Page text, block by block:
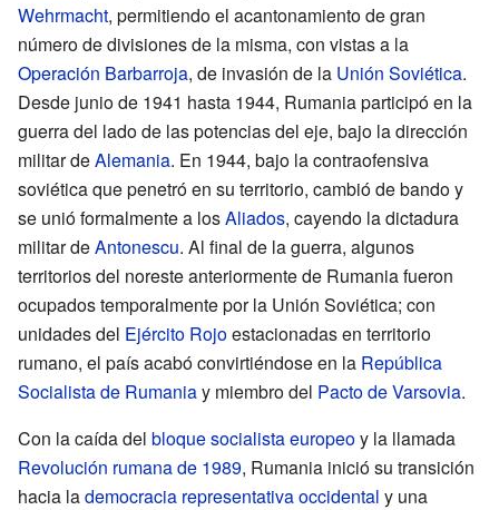
Wehrmacht, permitiendo el acantonamiento de gran
número de divisiones de la misma, con vistas a la
Operación Barbarroja, de invasión de la Unión Soviética.
Desde junio de 1941 hasta 1944, Rumania participó en la
guerra del lado de las potencias del eje, bajo la dirección
militar deAlemania. En 1944, bajo la contraofensiva
soviética que penetró en su territorio, cambió de bando y
se unió formalmente a losAliados, cayendo la dictadura
militar deAntonescu. Al final de la guerra, algunos
territorios del noreste anteriormente de Rumania fueron
ocupados temporalmente por la Unión Soviética; con
unidades del Ejército Rojoestacionadas en territorio
rumano, el país acabó convirtiéndose en la República
Socialista de Rumaniay miembro del Pacto de Varsovia.
Con la caída del bloque socialista europeoy la llamada
Revolución rumana de 1989, Rumania inició su transición
hacia lademocracia representativa occidental y una